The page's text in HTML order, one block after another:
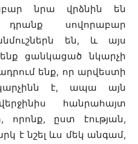
նրա վրձնին են
սովորաբար
են, և այս
ցանկացած նկարչի
ենք, որ արվեստի
է, ապա այն
հանրահայտ
ըստ էության,
է նշել ևս մեկ անգամ,